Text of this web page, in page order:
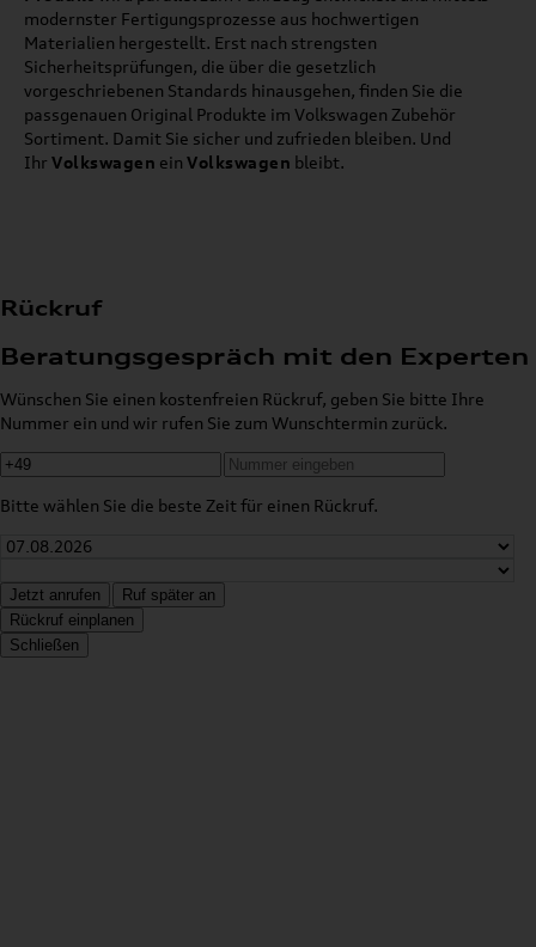
modernster Fertigungsprozesse aus hochwertigen
Materialien hergestellt. Erst nach strengsten
Sicherheitsprüfungen, die über die gesetzlich
vorgeschriebenen Standards hinausgehen, finden Sie die
passgenauen Original Produkte im Volkswagen Zubehör
Sortiment. Damit Sie sicher und zufrieden bleiben. Und
Ihr Volkswagen ein Volkswagen bleibt.
Rückruf
Beratungsgespräch mit den Experten
Wünschen Sie einen kostenfreien Rückruf, geben Sie bitte Ihre
Nummer ein und wir rufen Sie zum Wunschtermin zurück.
Bitte wählen Sie die beste Zeit für einen Rückruf.
Jetzt anrufen
Ruf später an
Rückruf einplanen
Schließen